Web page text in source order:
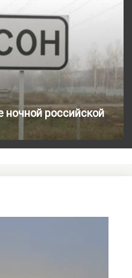
ночной российской